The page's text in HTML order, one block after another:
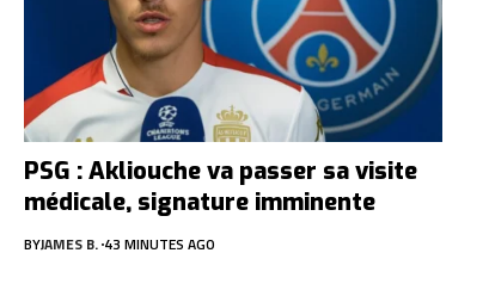
PSG : Akliouche va passer sa visite
médicale, signature imminente
BYJAMES B. 43 MINUTES AGO